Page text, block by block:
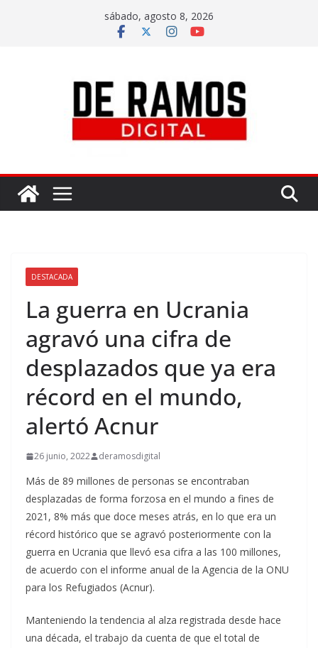
sábado, agosto 8, 2026
DESTACADA
La guerra en Ucrania
agravó una cifra de
desplazados que ya era
récord en el mundo,
alertó Acnur
26 junio, 2022 deramosdigital
Más de 89 millones de personas se encontraban
desplazadas de forma forzosa en el mundo a fines de
2021, 8% más que doce meses atrás, en lo que era un
récord histórico que se agravó posteriormente con la
guerra en Ucrania que llevó esa cifra a las 100 millones,
de acuerdo con el informe anual de la Agencia de la ONU
para los Refugiados (Acnur).
Manteniendo la tendencia al alza registrada desde hace
una década, el trabajo da cuenta de que el total de